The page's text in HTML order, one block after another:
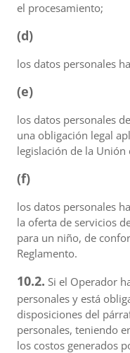
el procesamiento;
(d)
los datos personales
(e)
los datos personales
una obligación legal
legislación de la
(f)
los datos personales
la oferta de servicios
para un niño, de
Reglamento.
10.2. Si el Operador
personales y está
disposiciones del
personales, teniendo
los costos generados